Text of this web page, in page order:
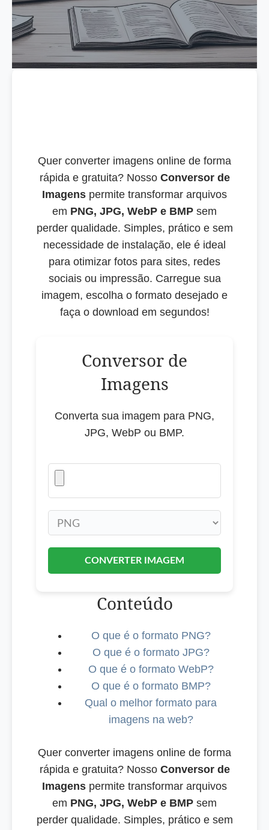
Quer converter imagens online de forma
rápida e gratuita? Nosso Conversor de
Imagens permite transformar arquivos
em PNG, JPG, WebP e BMP sem
perder qualidade. Simples, prático e sem
necessidade de instalação, ele é ideal
para otimizar fotos para sites, redes
sociais ou impressão. Carregue sua
imagem, escolha o formato desejado e
faça o download em segundos!
Conversor de
Imagens
Converta sua imagem para PNG,
JPG, WebP ou BMP.
CONVERTER IMAGEM
Conteúdo
O que é o formato PNG?
O que é o formato JPG?
O que é o formato WebP?
O que é o formato BMP?
Qual o melhor formato para
imagens na web?
Quer converter imagens online de forma
rápida e gratuita? Nosso Conversor de
Imagens permite transformar arquivos
em PNG, JPG, WebP e BMP sem
perder qualidade. Simples, prático e sem